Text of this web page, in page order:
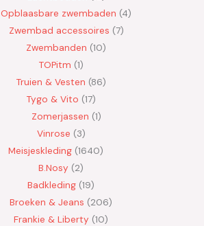
Opblaasbare zwembaden 4
Zwembad accessoires 7
Zwembanden 10
TOPitm 1
Truien & Vesten 86
Tygo & Vito 17
Zomerjassen 1
Vinrose 3
Meisjeskleding 1640
B.Nosy
2
Badkleding 19
Broeken & Jeans
206
Frankie & Liberty 10